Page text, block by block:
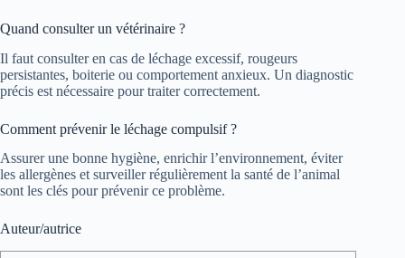
Quand consulter un vétérinaire ?
Il faut consulter en cas de léchage excessif, rougeurs
persistantes, boiterie ou comportement anxieux. Un diagnostic
précis est nécessaire pour traiter correctement.
Comment prévenir le léchage compulsif ?
Assurer une bonne hygiène, enrichir l’environnement, éviter
les allergènes et surveiller régulièrement la santé de l’animal
sont les clés pour prévenir ce problème.
Auteur/autrice